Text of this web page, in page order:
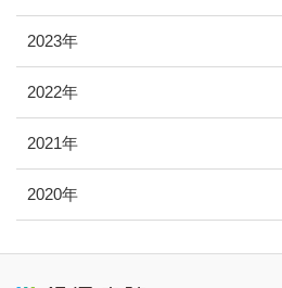
2023年
2022年
2021年
2020年